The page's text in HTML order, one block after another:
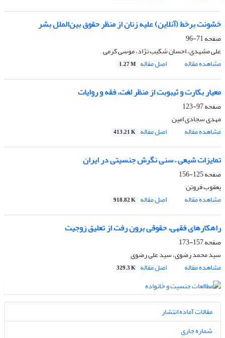
خشونت برخط (آنلاین) علیه زنان از منظر حقوق بین‌الملل بشر
صفحه71-96
علی مشهدی، احسان شکیب نژاد، موسی کرمی
مشاهده مقاله
اصل مقاله 1.27 M
معیار بکارت و ثیبوبت از منظر لغت، فقه و روایات
صفحه97-123
مهدی سجادی امین
مشاهده مقاله
اصل مقاله 413.21 K
تمایزات شیعی – سنی نگرش جنسیتی در ایران
صفحه125-156
یعقوب فروتن
مشاهده مقاله
اصل مقاله 918.82 K
راهکارهای فقهی، حقوقی برون رفت از تعلیق زوجیت
صفحه157-173
سید محمد رضوی، سید علی رضوی
مشاهده مقاله
اصل مقاله 329.3 K
مقالات آماده انتشار
شماره جاری